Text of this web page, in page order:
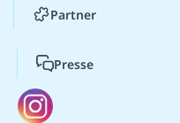
Partner
Presse